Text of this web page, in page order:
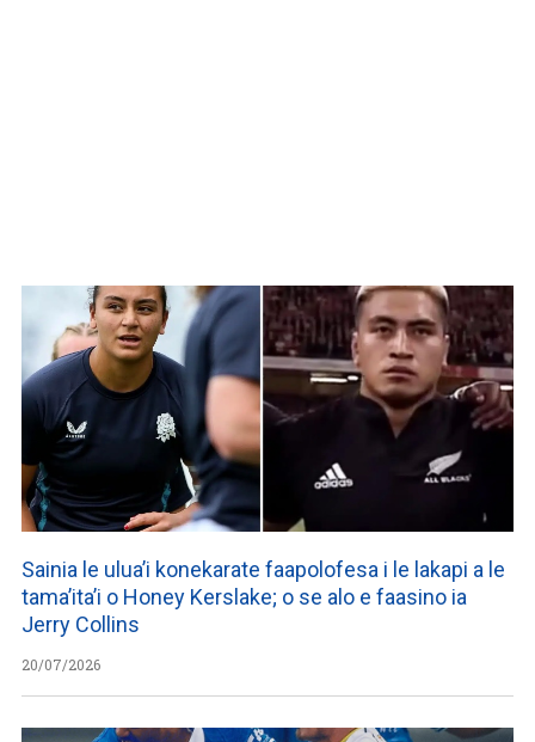
Sainia le ulua’i konekarate faapolofesa i le lakapi a le
tama’ita’i o Honey Kerslake; o se alo e faasino ia
Jerry Collins
20/07/2026